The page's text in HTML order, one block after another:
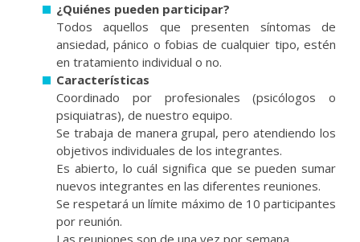
¿Quiénes pueden participar?
Todos aquellos que presenten síntomas de
ansiedad, pánico o fobias de cualquier tipo, estén
en tratamiento individual o no.
Características
Coordinado por profesionales (psicólogos o
psiquiatras), de nuestro equipo.
Se trabaja de manera grupal, pero atendiendo los
objetivos individuales de los integrantes.
Es abierto, lo cuál significa que se pueden sumar
nuevos integrantes en las diferentes reuniones.
Se respetará un límite máximo de 10 participantes
por reunión.